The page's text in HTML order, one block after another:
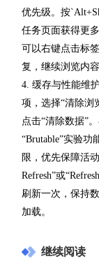
优先级。按
任务页面获得更
可以右键点击标
复，继续浏览内容
4. 缓存与性能维
项，选择“清除浏
点击“清除数据”
“Brutable”实验
限，优先保障活
Refresh”或
刷新一次，保持
加载。
继续阅读